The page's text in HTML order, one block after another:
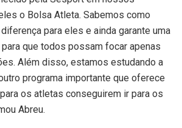
o Bolsa Atleta. Sabemos como
para eles e ainda garante uma
que todos possam focar apenas
Além disso, estamos estudando a
programa importante que oferece
os atletas conseguirem ir para os
Abreu.